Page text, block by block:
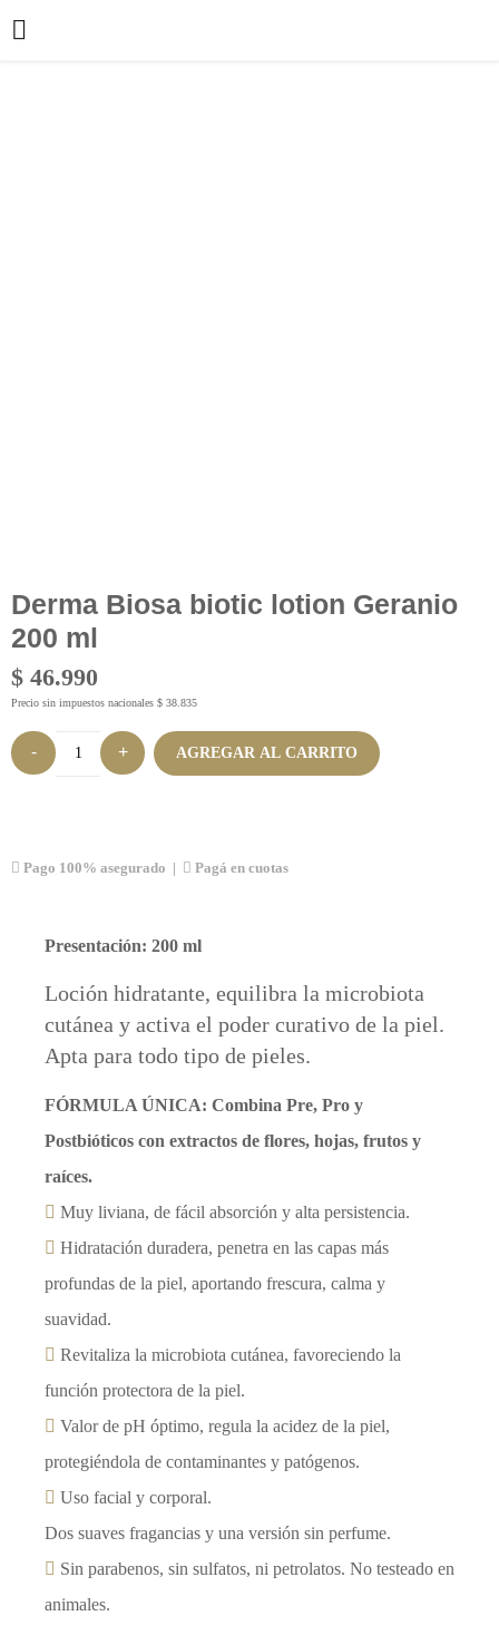
Derma Biosa biotic lotion Geranio
200 ml
$ 46.990
Precio sin impuestos nacionales $ 38.835
AGREGAR AL CARRITO
Pago 100% asegurado | Pagá en cuotas
Presentación: 200 ml
Loción hidratante, equilibra la microbiota
cutánea y activa el poder curativo de la piel.
Apta para todo tipo de pieles.
FÓRMULA ÚNICA: Combina Pre, Pro y
Postbióticos con extractos de flores, hojas, frutos y
raíces.
Muy liviana, de fácil absorción y alta persistencia.
Hidratación duradera, penetra en las capas más
profundas de la piel, aportando frescura, calma y
suavidad.
Revitaliza la microbiota cutánea, favoreciendo la
función protectora de la piel.
Valor de pH óptimo, regula la acidez de la piel,
protegiéndola de contaminantes y patógenos.
Uso facial y corporal.
Dos suaves fragancias y una versión sin perfume.
Sin parabenos, sin sulfatos, ni petrolatos. No testeado en
animales.